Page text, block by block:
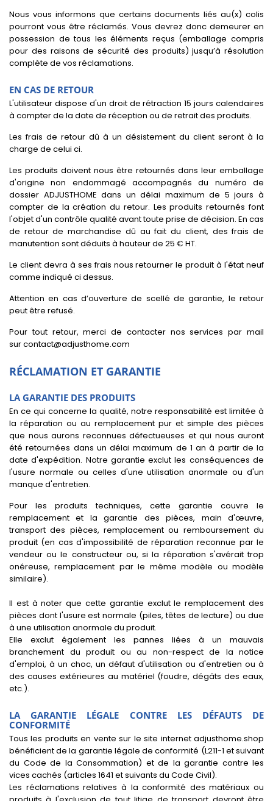
Nous vous informons que certains documents liés au(x) colis
pourront vous être réclamés. Vous devrez donc demeurer en
possession de tous les éléments reçus (emballage compris
pour des raisons de sécurité des produits) jusqu’à résolution
complète de vos réclamations.
EN CAS DE RETOUR
L'utilisateur dispose d'un droit de rétraction 15 jours calendaires
à compter de la date de réception ou de retrait des produits.
Les frais de retour dû à un désistement du client seront à la
charge de celui ci.
Les produits doivent nous être retournés dans leur emballage
d'origine non endommagé accompagnés du numéro de
dossier ADJUSTHOME dans un délai maximum de 5 jours à
compter de la création du retour. Les produits retournés font
l'objet d'un contrôle qualité avant toute prise de décision. En cas
de retour de marchandise dû au fait du client, des frais de
manutention sont déduits à hauteur de 25 € HT.
Le client devra à ses frais nous retourner le produit à l'état neuf
comme indiqué ci dessus.
Attention en cas d’ouverture de scellé de garantie, le retour
peut être refusé.
Pour tout retour, merci de contacter nos services par mail
sur contact@adjusthome.com
RÉCLAMATION ET GARANTIE
LA GARANTIE DES PRODUITS
En ce qui concerne la qualité, notre responsabilité est limitée à
la réparation ou au remplacement pur et simple des pièces
que nous aurons reconnues défectueuses et qui nous auront
été retournées dans un délai maximum de 1 an à partir de la
date d'expédition. Notre garantie exclut les conséquences de
l'usure normale ou celles d'une utilisation anormale ou d'un
manque d'entretien.
Pour les produits techniques, cette garantie couvre le
remplacement et la garantie des pièces, main d'œuvre,
transport des pièces, remplacement ou remboursement du
produit (en cas d'impossibilité de réparation reconnue par le
vendeur ou le constructeur ou, si la réparation s'avérait trop
onéreuse, remplacement par le même modèle ou modèle
similaire).
Il est à noter que cette garantie exclut le remplacement des
pièces dont l'usure est normale (piles, têtes de lecture) ou due
à une utilisation anormale du produit.
Elle exclut également les pannes liées à un mauvais
branchement du produit ou au non-respect de la notice
d'emploi, à un choc, un défaut d'utilisation ou d'entretien ou à
des causes extérieures au matériel (foudre, dégâts des eaux,
etc.).
LA GARANTIE LÉGALE CONTRE LES DÉFAUTS DE
CONFORMITÉ
Tous les produits en vente sur le site internet adjusthome.shop
bénéficient de la garantie légale de conformité (L211-1 et suivant
du Code de la Consommation) et de la garantie contre les
vices cachés (articles 1641 et suivants du Code Civil).
Les réclamations relatives à la conformité des matériaux ou